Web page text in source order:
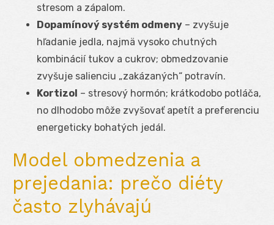
stresom a zápalom.
Dopamínový systém odmeny – zvyšuje
hľadanie jedla, najmä vysoko chutných
kombinácií tukov a cukrov; obmedzovanie
zvyšuje salienciu „zakázaných“ potravín.
Kortizol – stresový hormón; krátkodobo potláča,
no dlhodobo môže zvyšovať apetít a preferenciu
energeticky bohatých jedál.
Model obmedzenia a
prejedania: prečo diéty
často zlyhávajú